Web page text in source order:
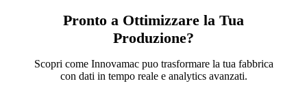
Pronto a Ottimizzare la Tua
Produzione?
Scopri come Innovamac puo trasformare la tua fabbrica
con dati in tempo reale e analytics avanzati.